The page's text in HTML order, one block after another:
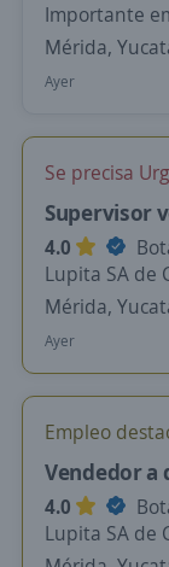
Importante
Mérida,
Ayer
Se precisa
Supervisor
4.0
Lupita SA de
Mérida,
Ayer
Empleo
Vendedor a
4.0
Lupita SA de